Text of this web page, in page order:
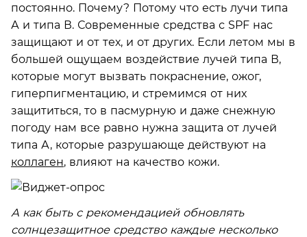
постоянно. Почему? Потому что есть лучи типа
А и типа В. Современные средства с SPF нас
защищают и от тех, и от других. Если летом мы в
большей ощущаем воздействие лучей типа В,
которые могут вызвать покраснение, ожог,
гиперпигментацию, и стремимся от них
защититься, то в пасмурную и даже снежную
погоду нам все равно нужна защита от лучей
типа А, которые разрушающе действуют на
коллаген, влияют на качество кожи.
А как быть с рекомендацией обновлять
солнцезащитное средство каждые несколько